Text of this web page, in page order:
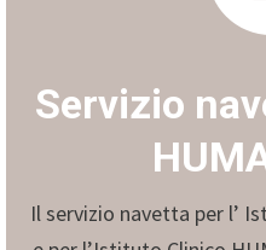
Servizio
Il servizio navetta per l’